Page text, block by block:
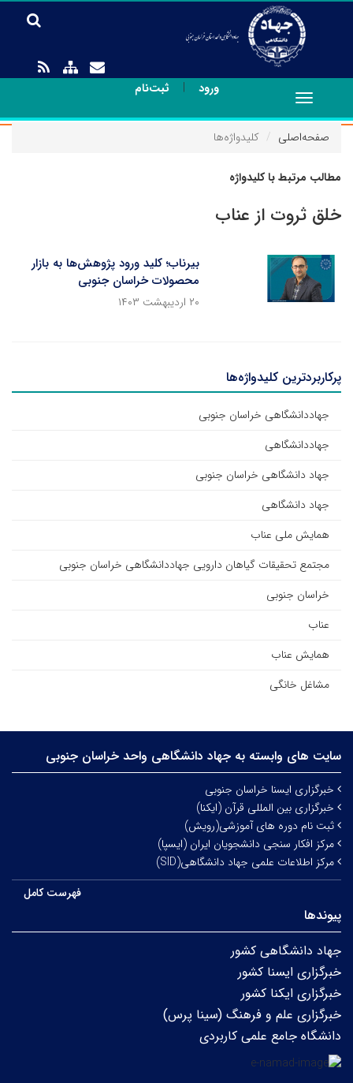
ورود | ثبت‌نام
Toggle
navigation
صفحه‌اصلی
کلیدواژه‌ها
مطالب مرتبط با کلیدواژه
خلق ثروت از عناب
بیرناب؛ کلید ورود پژوهش‌ها به بازار
محصولات خراسان جنوبی
۲۰ اردیبهشت ۱۴۰۳
پرکاربردترین کلیدواژه‌ها
جهاددانشگاهی خراسان جنوبی
جهاددانشگاهی
جهاد دانشگاهی خراسان جنوبی
جهاد دانشگاهی
همایش ملی عناب
مجتمع تحقیقات گیاهان دارویی جهاددانشگاهی خراسان جنوبی
خراسان جنوبی
عناب
همایش عناب
مشاغل خانگی
سایت های وابسته به جهاد دانشگاهی واحد خراسان جنوبی
خبرگزاری ایسنا خراسان جنوبی
خبرگزاری بین المللی قرآن (ایکنا)
ثبت نام دوره های آموزشی(رویش)
مرکز افکار سنجی دانشجویان ایران (ایسپا)
مرکز اطلاعات علمی جهاد دانشگاهی(SID)
فهرست کامل
پیوندها
جهاد دانشگاهی کشور
خبرگزاری ایسنا کشور
خبرگزاری ایکنا کشور
خبرگزاری علم و فرهنگ (سینا پرس)
دانشگاه جامع علمی کاربردی